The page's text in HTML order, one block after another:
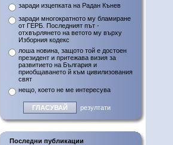
заради изцепката на Радан Кънев
заради многократното му бламиране
от ГЕРБ. Последният път -
отхвърлянето на ветото му върху
Изборния кодекс
лоша новина, защото той е достоен
президент и притежава визия за
развитието на България и
приобщаването й към цивилизования
свят
нещо, което не ме интересува
резултати
Последни публикации